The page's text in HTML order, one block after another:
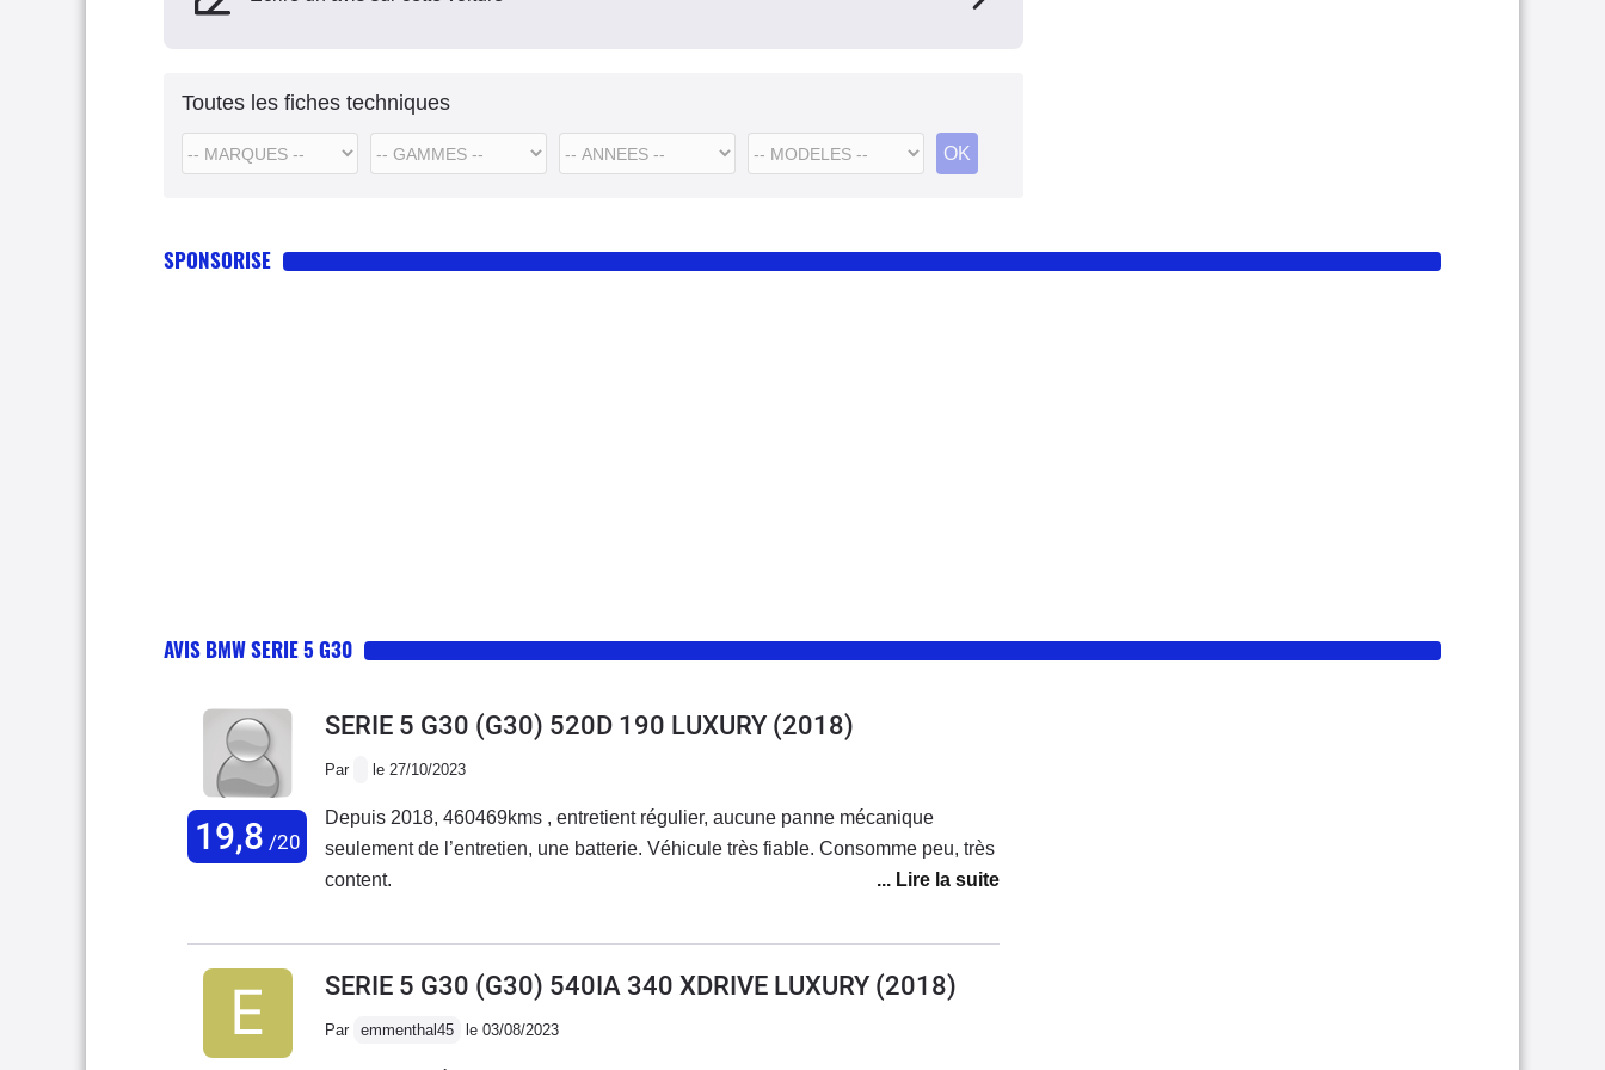
Toutes les fiches techniques
SPONSORISE
AVIS BMW SERIE 5 G30
19,8 /20
SERIE 5 G30 (G30) 520D 190 LUXURY (2018)
Par le 27/10/2023
Depuis 2018, 460469kms , entretient régulier, aucune panne mécanique
seulement de l’entretien, une batterie. Véhicule très fiable. Consomme peu, très
content.
SERIE 5 G30 (G30) 540IA 340 XDRIVE LUXURY (2018)
Par emmenthal45 le 03/08/2023